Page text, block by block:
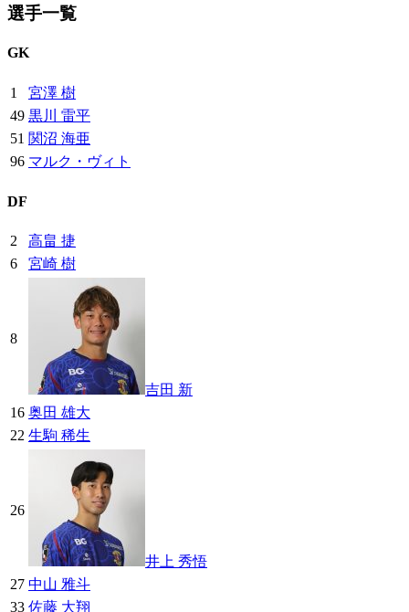
選手一覧
GK
1
宮澤 樹
49 黒川 雷平
51 関沼 海亜
96 マルク・ヴィト
DF
2
高畠 捷
6
宮崎 樹
8
吉田 新
16 奥田 雄大
22 生駒 稀生
26
井上 秀悟
27 中山 雅斗
33 佐藤 大翔